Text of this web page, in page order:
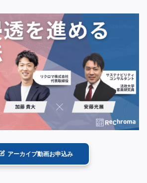
アーカイブ動画お申込み